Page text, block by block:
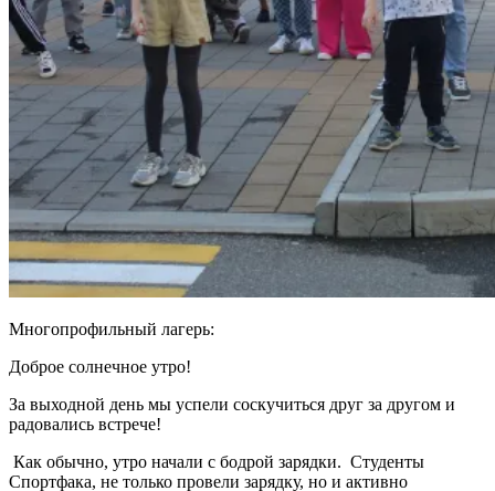
Многопрофильный лагерь:
Доброе солнечное утро!
За выходной день мы успели соскучиться друг за другом и
радовались встрече!
Как обычно, утро начали с бодрой зарядки. Студенты
Спортфака, не только провели зарядку, но и активно